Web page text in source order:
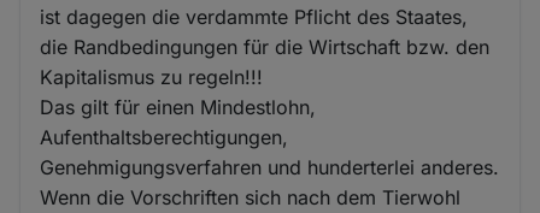
ist dagegen die verdammte Pflicht des Staates,
die Randbedingungen für die Wirtschaft bzw. den
Kapitalismus zu regeln!!!
Das gilt für einen Mindestlohn,
Aufenthaltsberechtigungen,
Genehmigungsverfahren und hunderterlei anderes.
Wenn die Vorschriften sich nach dem Tierwohl